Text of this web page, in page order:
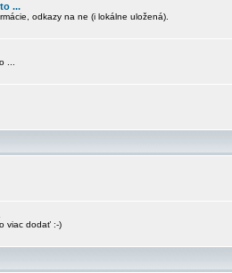
...
odkazy na ne (i lokálne uložená).
...
viac dodať :-)